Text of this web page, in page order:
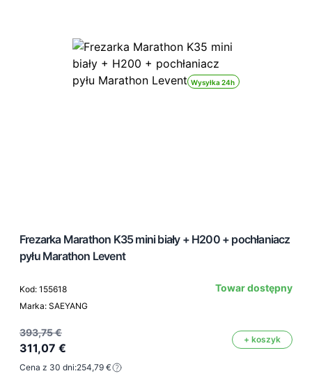
Wysyłka 24h
Frezarka Marathon K35 mini biały + H200 + pochłaniacz
pyłu Marathon Levent
Kod: 155618
Marka: SAEYANG
Towar dostępny
393,75 €
311,07 €
+ koszyk
Cena z 30 dni:254,79 €